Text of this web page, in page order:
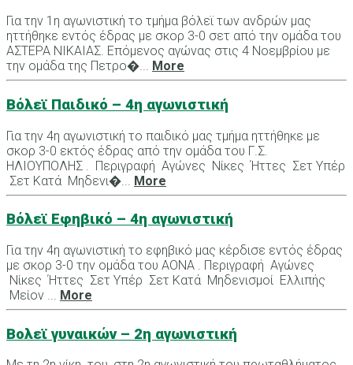
Για την 1η αγωνιστική το τμήμα βόλεϊ των ανδρών μας
ηττήθηκε εντός έδρας με σκορ 3-0 σετ από την ομάδα του
ΑΣΤΕΡΑ ΝΙΚΑΙΑΣ. Επόμενος αγώνας στις 4 Νοεμβρίου με
την ομάδα της Πετρο�... More
Βόλεϊ Παιδικό – 4η αγωνιστική
Για την 4η αγωνιστική το παιδικό μας τμήμα ηττήθηκε με
σκορ 3-0 εκτός έδρας από την ομάδα του Γ.Σ.
ΗΛΙΟΥΠΟΛΗΣ . Περιγραφή Αγώνες Νίκες Ήττες Σετ Υπέρ
Σετ Κατά Μηδενι�... More
Βόλεϊ Εφηβικό – 4η αγωνιστική
Για την 4η αγωνιστική το εφηβικό μας κέρδισε εντός έδρας
με σκορ 3-0 την ομάδα του ΑΟΝΑ . Περιγραφή Αγώνες
Νίκες Ήττες Σετ Υπέρ Σετ Κατά Μηδενισμοί Ελλιπής
Μείον ... More
Βολεϊ γυναικών – 2η αγωνιστική